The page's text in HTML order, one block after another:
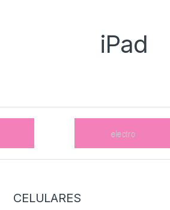
iPad
CELULARES